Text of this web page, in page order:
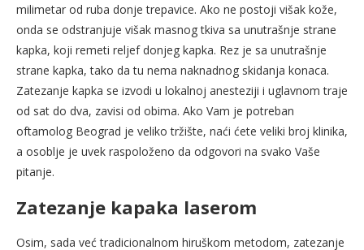
milimetar od ruba donje trepavice. Ako ne postoji višak kože,
onda se odstranjuje višak masnog tkiva sa unutrašnje strane
kapka, koji remeti reljef donjeg kapka. Rez je sa unutrašnje
strane kapka, tako da tu nema naknadnog skidanja konaca.
Zatezanje kapka se izvodi u lokalnoj anesteziji i uglavnom traje
od sat do dva, zavisi od obima. Ako Vam je potreban
oftamolog Beograd je veliko tržište, naći ćete veliki broj klinika,
a osoblje je uvek raspoloženo da odgovori na svako Vaše
pitanje.
Zatezanje kapaka laserom
Osim, sada već tradicionalnom hiruškom metodom, zatezanje